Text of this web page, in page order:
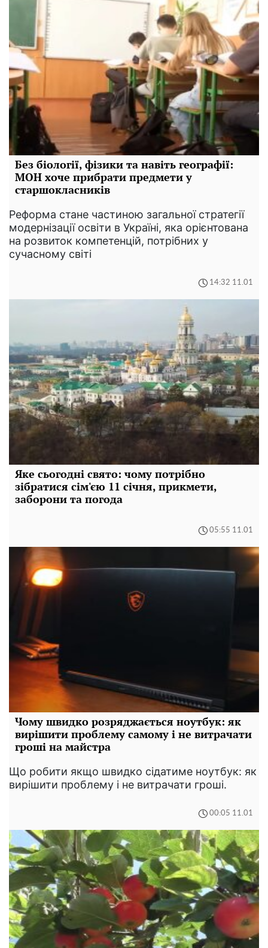
Без біології, фізики та навіть географії:
МОН хоче прибрати предмети у
старшокласників
Реформа стане частиною загальної стратегії
модернізації освіти в Україні, яка орієнтована
на розвиток компетенцій, потрібних у
сучасному світі
14:32 11.01
Яке сьогодні свято: чому потрібно
зібратися сім'єю 11 січня, прикмети,
заборони та погода
05:55 11.01
Чому швидко розряджається ноутбук: як
вирішити проблему самому і не витрачати
гроші на майстра
Що робити якщо швидко сідатиме ноутбук: як
вирішити проблему і не витрачати гроші.
00:05 11.01